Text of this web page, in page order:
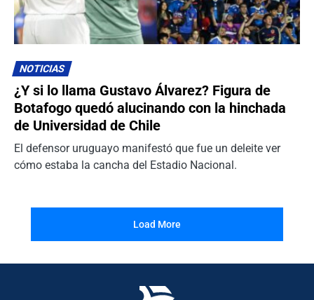
NOTICIAS
¿Y si lo llama Gustavo Álvarez? Figura de
Botafogo quedó alucinando con la hinchada
de Universidad de Chile
El defensor uruguayo manifestó que fue un deleite ver
cómo estaba la cancha del Estadio Nacional.
Load More